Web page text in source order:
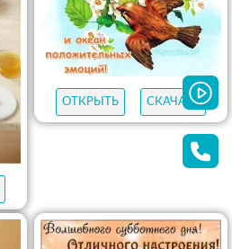
ОТКРЫТЬ СКАЧАТЬ